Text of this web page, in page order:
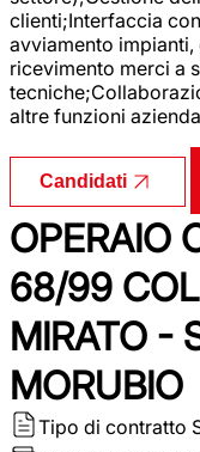
clienti;Interfaccia
avviamento
ricevimento merci a
altre funzioni
Candidati
OPERAIO
68/99
MIRATO -
MORUBIO
Tipo di contratto